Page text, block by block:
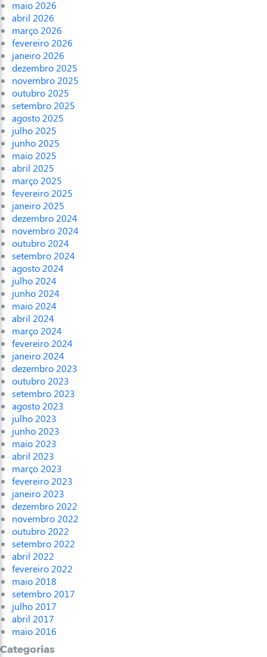
maio 2026
abril 2026
março 2026
fevereiro 2026
janeiro 2026
dezembro 2025
novembro 2025
outubro 2025
setembro 2025
agosto 2025
julho 2025
junho 2025
maio 2025
abril 2025
março 2025
fevereiro 2025
janeiro 2025
dezembro 2024
novembro 2024
outubro 2024
setembro 2024
agosto 2024
julho 2024
junho 2024
maio 2024
abril 2024
março 2024
fevereiro 2024
janeiro 2024
dezembro 2023
outubro 2023
setembro 2023
agosto 2023
julho 2023
junho 2023
maio 2023
abril 2023
março 2023
fevereiro 2023
janeiro 2023
dezembro 2022
novembro 2022
outubro 2022
setembro 2022
abril 2022
fevereiro 2022
maio 2018
setembro 2017
julho 2017
abril 2017
maio 2016
Categorias